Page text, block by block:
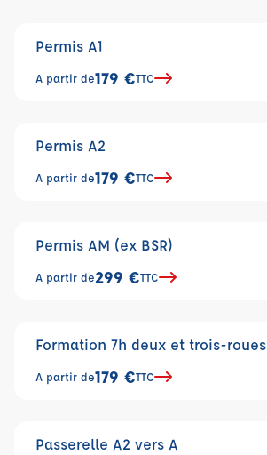
Permis A1
A partir de179 €TTC
Permis A2
A partir de179 €TTC
Permis AM (ex BSR)
A partir de299 €TTC
Formation 7h deux et trois-roues
A partir de179 €TTC
Passerelle A2 vers A